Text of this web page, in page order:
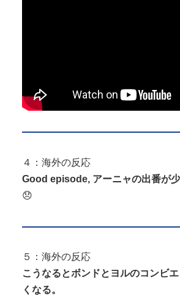
４：海外の反応
Good episode, アーニャの出番が少
😞
５：海外の反応
こうなるとボンドとヨルのコンビ
くなる。